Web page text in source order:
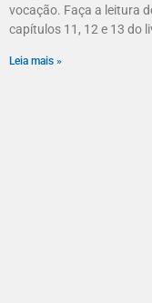
vocação. Faça a leitura
capítulos 11, 12 e 13 do
Leia mais »